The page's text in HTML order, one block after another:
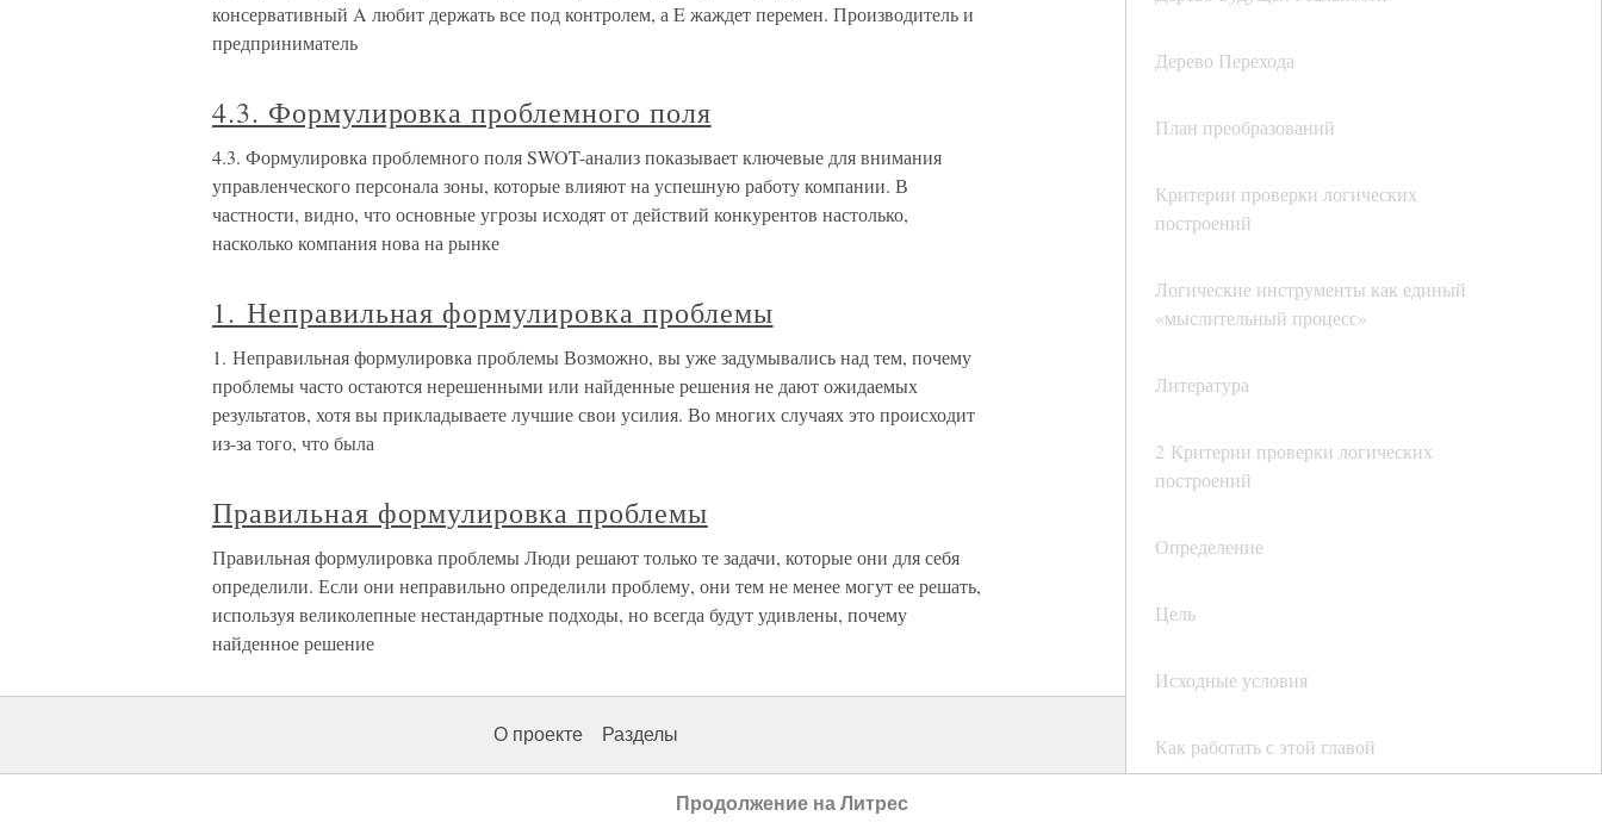
Дерево Перехода
План преобразований
Критерии проверки логических
построений
Логические инструменты как единый
«мыслительный процесс»
Литература
2 Критерии проверки логических
построений
Определение
Цель
Исходные условия
Как работать с этой главой
консервативный A любит держать все под контролем, а E жаждет перемен. Производитель и
предприниматель
4.3. Формулировка проблемного поля
4.3. Формулировка проблемного поля SWOT-анализ показывает ключевые для внимания
управленческого персонала зоны, которые влияют на успешную работу компании. В
частности, видно, что основные угрозы исходят от действий конкурентов настолько,
насколько компания нова на рынке
1. Неправильная формулировка проблемы
1. Неправильная формулировка проблемы Возможно, вы уже задумывались над тем, почему
проблемы часто остаются нерешенными или найденные решения не дают ожидаемых
результатов, хотя вы прикладываете лучшие свои усилия. Во многих случаях это происходит
из-за того, что была
Правильная формулировка проблемы
Правильная формулировка проблемы Люди решают только те задачи, которые они для себя
определили. Если они неправильно определили проблему, они тем не менее могут ее решать,
используя великолепные нестандартные подходы, но всегда будут удивлены, почему
найденное решение
О проекте Разделы
Продолжение на Литрес